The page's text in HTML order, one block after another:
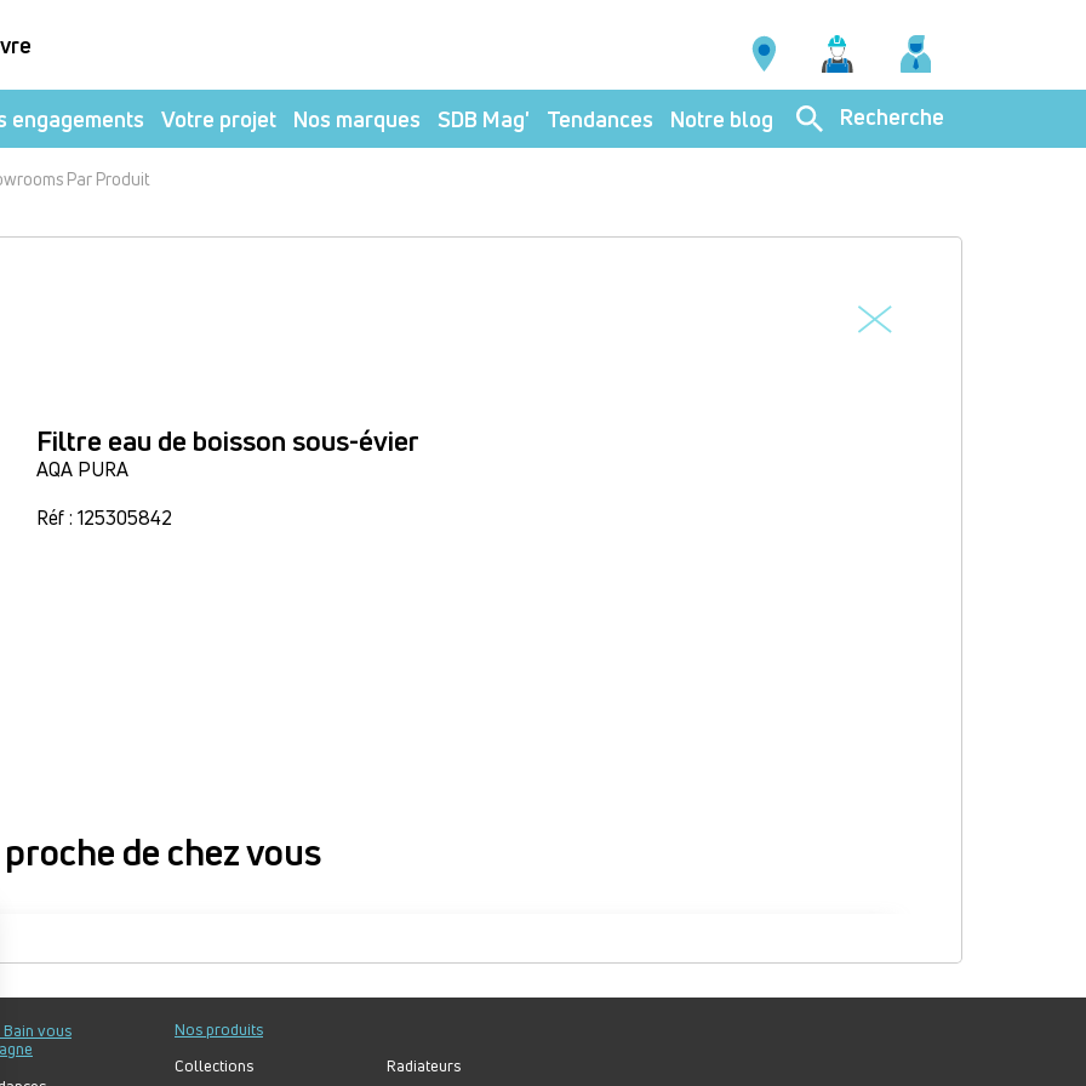
engagements Votre projet Nos marques SDB Mag' Tendances Notre blog Recherche
Par Produit
Filtre eau de boisson sous-évier
AQA PURA
Réf : 125305842
de chez vous
de chez vous
Bain vous
Nos produits
Collections
Radiateurs